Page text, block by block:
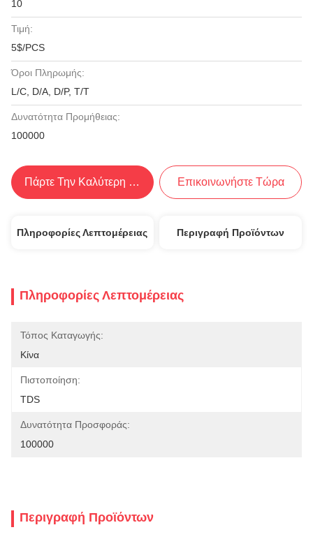
10
Τιμή:
5$/PCS
Όροι Πληρωμής:
L/C, D/A, D/P, T/T
Δυνατότητα Προμήθειας:
100000
Πάρτε Την Καλύτερη Τιμή Επικοινωνήστε Τώρα
Πληροφορίες Λεπτομέρειας Περιγραφή Προϊόντων
Πληροφορίες Λεπτομέρειας
Τόπος Καταγωγής:
Κίνα
Πιστοποίηση:
TDS
Δυνατότητα Προσφοράς:
100000
Περιγραφή Προϊόντων